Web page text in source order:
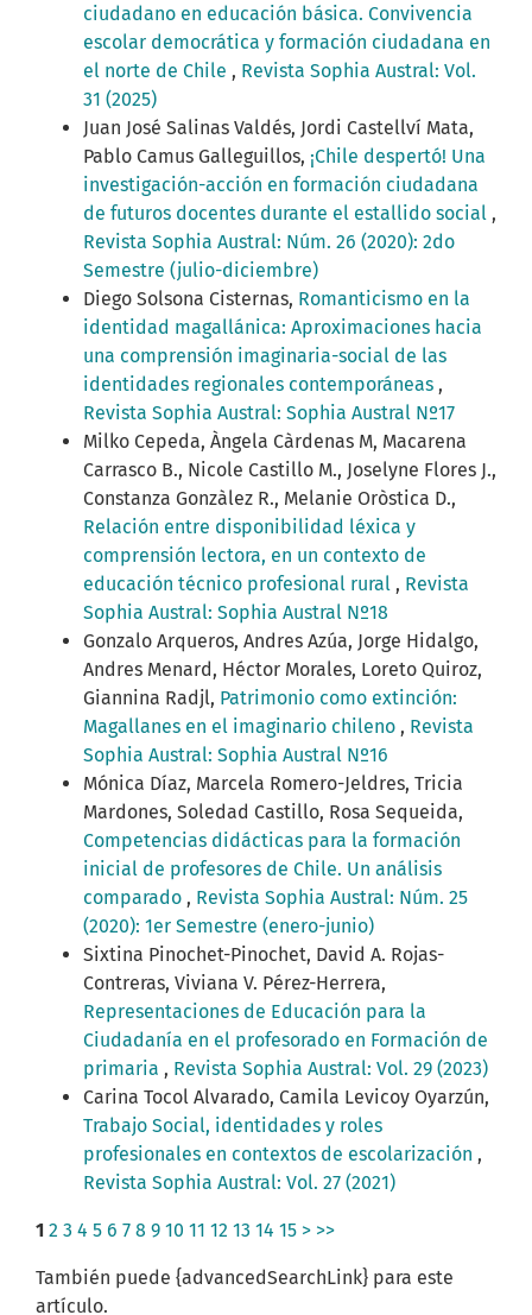
ciudadano en educación básica. Convivencia
escolar democrática y formación ciudadana en
el norte de Chile , Revista Sophia Austral: Vol.
31 (2025)
Juan José Salinas Valdés, Jordi Castellví Mata,
Pablo Camus Galleguillos, ¡Chile despertó! Una
investigación-acción en formación ciudadana
de futuros docentes durante el estallido social ,
Revista Sophia Austral: Núm. 26 (2020): 2do
Semestre (julio-diciembre)
Diego Solsona Cisternas, Romanticismo en la
identidad magallánica: Aproximaciones hacia
una comprensión imaginaria-social de las
identidades regionales contemporáneas ,
Revista Sophia Austral: Sophia Austral Nº17
Milko Cepeda, Àngela Càrdenas M, Macarena
Carrasco B., Nicole Castillo M., Joselyne Flores J.,
Constanza Gonzàlez R., Melanie Oròstica D.,
Relación entre disponibilidad léxica y
comprensión lectora, en un contexto de
educación técnico profesional rural , Revista
Sophia Austral: Sophia Austral Nº18
Gonzalo Arqueros, Andres Azúa, Jorge Hidalgo,
Andres Menard, Héctor Morales, Loreto Quiroz,
Giannina Radjl, Patrimonio como extinción:
Magallanes en el imaginario chileno , Revista
Sophia Austral: Sophia Austral Nº16
Mónica Díaz, Marcela Romero-Jeldres, Tricia
Mardones, Soledad Castillo, Rosa Sequeida,
Competencias didácticas para la formación
inicial de profesores de Chile. Un análisis
comparado , Revista Sophia Austral: Núm. 25
(2020): 1er Semestre (enero-junio)
Sixtina Pinochet-Pinochet, David A. Rojas-
Contreras, Viviana V. Pérez-Herrera,
Representaciones de Educación para la
Ciudadanía en el profesorado en Formación de
primaria , Revista Sophia Austral: Vol. 29 (2023)
Carina Tocol Alvarado, Camila Levicoy Oyarzún,
Trabajo Social, identidades y roles
profesionales en contextos de escolarización ,
Revista Sophia Austral: Vol. 27 (2021)
1 2 3 4 5 6 7 8 9 10 11 12 13 14 15 > >>
También puede {advancedSearchLink} para este
artículo.